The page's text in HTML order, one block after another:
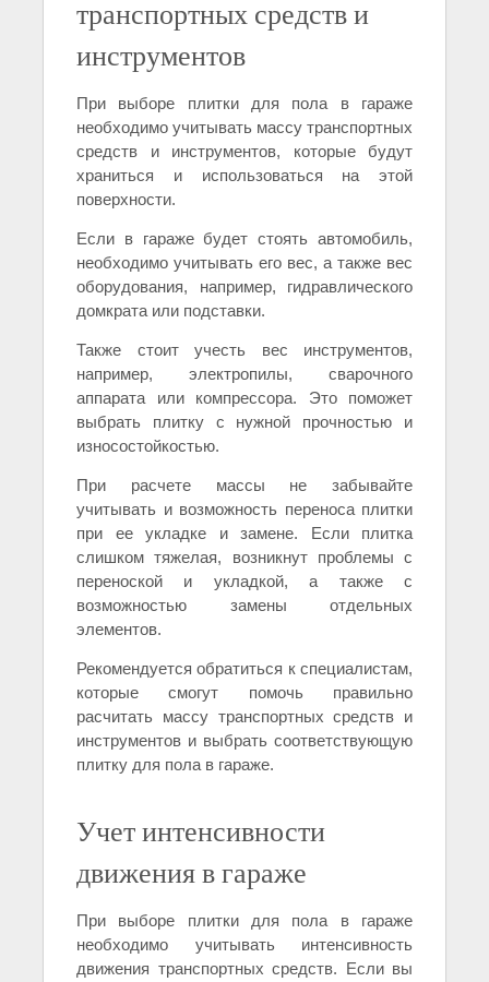
транспортных средств и
инструментов
При выборе плитки для пола в гараже
необходимо учитывать массу транспортных
средств и инструментов, которые будут
храниться и использоваться на этой
поверхности.
Если в гараже будет стоять автомобиль,
необходимо учитывать его вес, а также вес
оборудования, например, гидравлического
домкрата или подставки.
Также стоит учесть вес инструментов,
например, электропилы, сварочного
аппарата или компрессора. Это поможет
выбрать плитку с нужной прочностью и
износостойкостью.
При расчете массы не забывайте
учитывать и возможность переноса плитки
при ее укладке и замене. Если плитка
слишком тяжелая, возникнут проблемы с
переноской и укладкой, а также с
возможностью замены отдельных
элементов.
Рекомендуется обратиться к специалистам,
которые смогут помочь правильно
расчитать массу транспортных средств и
инструментов и выбрать соответствующую
плитку для пола в гараже.
Учет интенсивности
движения в гараже
При выборе плитки для пола в гараже
необходимо учитывать интенсивность
движения транспортных средств. Если вы